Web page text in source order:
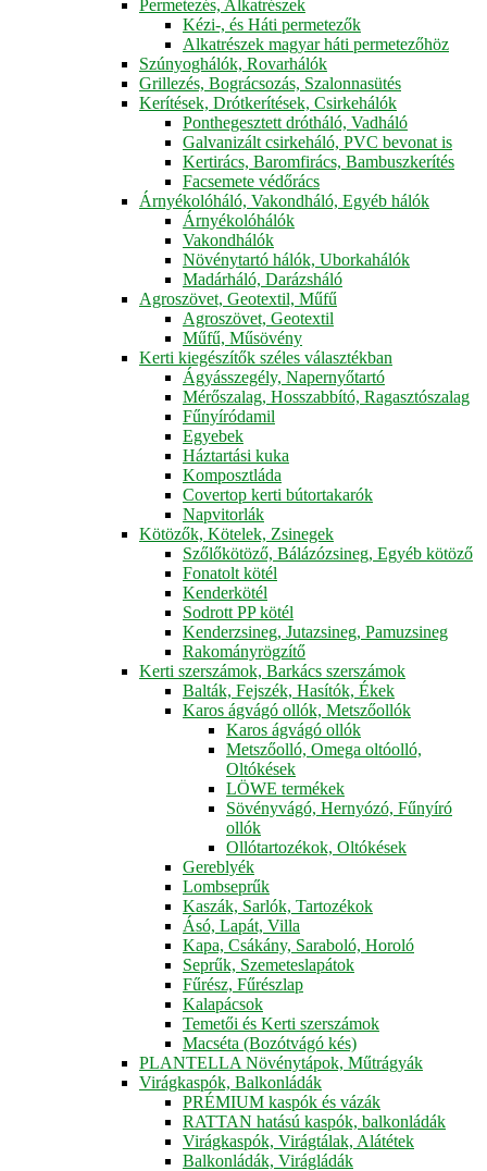
Permetezés, Alkatrészek
Kézi-, és Háti permetezők
Alkatrészek magyar háti permetezőhöz
Szúnyoghálók, Rovarhálók
Grillezés, Bográcsozás, Szalonnasütés
Kerítések, Drótkerítések, Csirkehálók
Ponthegesztett drótháló, Vadháló
Galvanizált csirkeháló, PVC bevonat is
Kertirács, Baromfirács, Bambuszkerítés
Facsemete védőrács
Árnyékolóháló, Vakondháló, Egyéb hálók
Árnyékolóhálók
Vakondhálók
Növénytartó hálók, Uborkahálók
Madárháló, Darázsháló
Agroszövet, Geotextil, Műfű
Agroszövet, Geotextil
Műfű, Műsövény
Kerti kiegészítők széles választékban
Ágyásszegély, Napernyőtartó
Mérőszalag, Hosszabbító, Ragasztószalag
Fűnyíródamil
Egyebek
Háztartási kuka
Komposztláda
Covertop kerti bútortakarók
Napvitorlák
Kötözők, Kötelek, Zsinegek
Szőlőkötöző, Bálázózsineg, Egyéb kötöző
Fonatolt kötél
Kenderkötél
Sodrott PP kötél
Kenderzsineg, Jutazsineg, Pamuzsineg
Rakományrögzítő
Kerti szerszámok, Barkács szerszámok
Balták, Fejszék, Hasítók, Ékek
Karos ágvágó ollók, Metszőollók
Karos ágvágó ollók
Metszőolló, Omega oltóolló,
Oltókések
LÖWE termékek
Sövényvágó, Hernyózó, Fűnyíró
ollók
Ollótartozékok, Oltókések
Gereblyék
Lombseprűk
Kaszák, Sarlók, Tartozékok
Ásó, Lapát, Villa
Kapa, Csákány, Saraboló, Horoló
Seprűk, Szemeteslapátok
Fűrész, Fűrészlap
Kalapácsok
Temetői és Kerti szerszámok
Macséta (Bozótvágó kés)
PLANTELLA Növénytápok, Műtrágyák
Virágkaspók, Balkonládák
PRÉMIUM kaspók és vázák
RATTAN hatású kaspók, balkonládák
Virágkaspók, Virágtálak, Alátétek
Balkonládák, Virágládák